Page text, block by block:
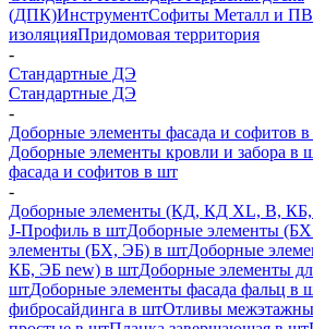
(ДПК)ИнструментСофиты Металл и
изоляцияПридомовая территория
-
Стандартные ДЭ
Стандартные ДЭ
-
Доборные элементы фасада и софитов
Доборные элементы кровли и забора в
фасада и софитов в шт
-
Доборные элементы (КД, КД XL, В,
J-Профиль в штДоборные элементы
элементы (БХ, ЭБ) в штДоборные
КБ, ЭБ new) в штДоборные элементы
штДоборные элементы фасада фальц в
фибросайдинга в штОтливы